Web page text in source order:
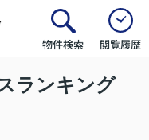
物件検索 閲覧履歴
ランキング